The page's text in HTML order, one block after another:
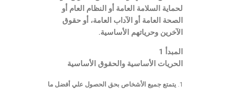
لحماية السلامة العامة أو النظام العام أو
الصحة العامة أو الآداب العامة، أو حقوق
الآخرين وحرياتهم الأساسية.
المبدأ 1
الحريات الأساسية والحقوق الأساسية
يتمتع جميع الأشخاص بحق الحصول علي أفضل ما